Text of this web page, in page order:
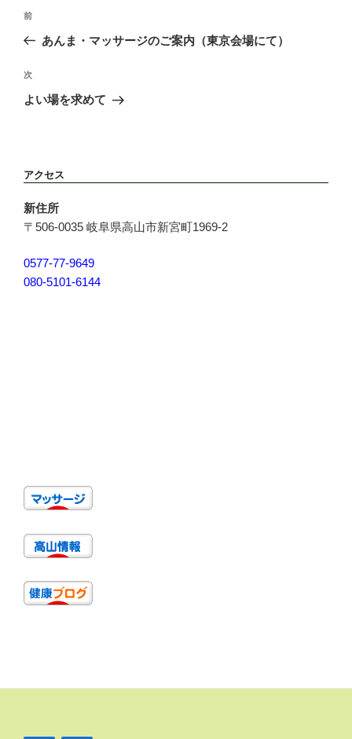
稿
ナ
ゲ
ー
前
の
稿
前
あんま・マッサージのご案内（東京会場にて）
次
の
次
よい場を求めて
アクセス
新住所
〒506-0035 岐阜県高山市新宮町1969-2
0577-77-9649
080-5101-6144